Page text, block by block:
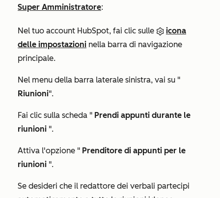
Super Amministratore:
Nel tuo account HubSpot, fai clic sulle
icona
delle impostazioni nella barra di navigazione
principale.
Nel menu della barra laterale sinistra, vai su "
Riunioni".
Fai clic sulla scheda " Prendi appunti durante le
riunioni ".
Attiva l'opzione " Prenditore di appunti per le
riunioni ".
Se desideri che il redattore dei verbali partecipi